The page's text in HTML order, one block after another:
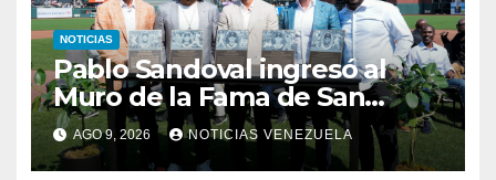
NOTICIAS
Pablo Sandoval ingresó al
Muro de la Fama de San
Francisco
AGO 9, 2026 NOTICIAS VENEZUELA